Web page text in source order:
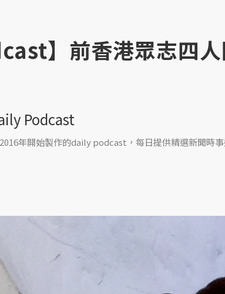
】前香港眾志四
Podcast
年開始製作的daily podcast，每日提供精選新聞時事